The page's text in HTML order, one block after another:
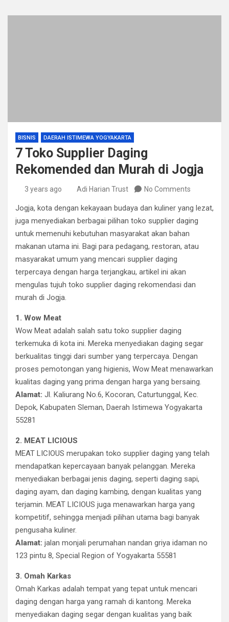
BISNIS DAERAH ISTIMEWA YOGYAKARTA
7 Toko Supplier Daging
Rekomended dan Murah di Jogja
3 years ago Adi Harian Trust No Comments
Jogja, kota dengan kekayaan budaya dan kuliner yang lezat,
juga menyediakan berbagai pilihan toko supplier daging
untuk memenuhi kebutuhan masyarakat akan bahan
makanan utama ini. Bagi para pedagang, restoran, atau
masyarakat umum yang mencari supplier daging
terpercaya dengan harga terjangkau, artikel ini akan
mengulas tujuh toko supplier daging rekomendasi dan
murah di Jogja.
1. Wow Meat
Wow Meat adalah salah satu toko supplier daging
terkemuka di kota ini. Mereka menyediakan daging segar
berkualitas tinggi dari sumber yang terpercaya. Dengan
proses pemotongan yang higienis, Wow Meat menawarkan
kualitas daging yang prima dengan harga yang bersaing.
Alamat: Jl. Kaliurang No.6, Kocoran, Caturtunggal, Kec.
Depok, Kabupaten Sleman, Daerah Istimewa Yogyakarta
55281
2. MEAT LICIOUS
MEAT LICIOUS merupakan toko supplier daging yang telah
mendapatkan kepercayaan banyak pelanggan. Mereka
menyediakan berbagai jenis daging, seperti daging sapi,
daging ayam, dan daging kambing, dengan kualitas yang
terjamin. MEAT LICIOUS juga menawarkan harga yang
kompetitif, sehingga menjadi pilihan utama bagi banyak
pengusaha kuliner.
Alamat: jalan monjali perumahan nandan griya idaman no
123 pintu 8, Special Region of Yogyakarta 55581
3. Omah Karkas
Omah Karkas adalah tempat yang tepat untuk mencari
daging dengan harga yang ramah di kantong. Mereka
menyediakan daging segar dengan kualitas yang baik